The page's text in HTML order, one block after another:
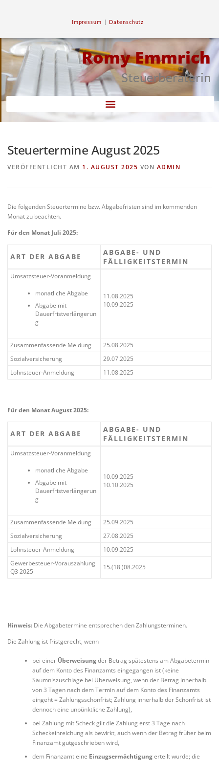
Impressum | Datenschutz
Romy Emmrich
Steuerberaterin
Steuertermine August 2025
VERÖFFENTLICHT AM 1. AUGUST 2025 VON ADMIN
Die folgenden Steuertermine bzw. Abgabefristen sind im kommenden
Monat zu beachten.
Für den Monat Juli 2025:
ART DER ABGABE
ABGABE- UND
FÄLLIGKEITSTERMIN
Umsatzsteuer-Voranmeldung
monatliche Abgabe
Abgabe mit
Dauerfristverlängerun
g
11.08.2025
10.09.2025
Zusammenfassende Meldung
25.08.2025
Sozialversicherung
29.07.2025
Lohnsteuer-Anmeldung
11.08.2025
Für den Monat August 2025:
ART DER ABGABE
ABGABE- UND
FÄLLIGKEITSTERMIN
Umsatzsteuer-Voranmeldung
monatliche Abgabe
Abgabe mit
Dauerfristverlängerun
g
10.09.2025
10.10.2025
Zusammenfassende Meldung
25.09.2025
Sozialversicherung
27.08.2025
Lohnsteuer-Anmeldung
10.09.2025
Gewerbesteuer-Vorauszahlung
Q3 2025
15.(18.)08.2025
Hinweis: Die Abgabetermine entsprechen den Zahlungsterminen.
Die Zahlung ist fristgerecht, wenn
bei einer Überweisungder Betrag spätestens am Abgabetermin
auf dem Konto des Finanzamts eingegangen ist (keine
Säumniszuschläge bei Überweisung, wenn der Betrag innerhalb
von 3 Tagen nach dem Termin auf dem Konto des Finanzamts
eingeht = Zahlungsschonfrist; Zahlung innerhalb der Schonfrist ist
dennoch eine unpünktliche Zahlung),
bei Zahlung mit Scheck gilt die Zahlung erst 3 Tage nach
Scheckeinreichung als bewirkt, auch wenn der Betrag früher beim
Finanzamt gutgeschrieben wird,
dem Finanzamt eine Einzugsermächtigungerteilt wurde; die